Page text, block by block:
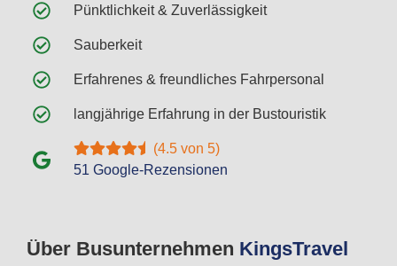
Über Busunternehmen KingsTravel
Pünktlichkeit & Zuverlässigkeit
Sauberkeit
Erfahrenes & freundliches Fahrpersonal
langjährige Erfahrung in der Bustouristik
(4.5 von 5)
51 Google-Rezensionen